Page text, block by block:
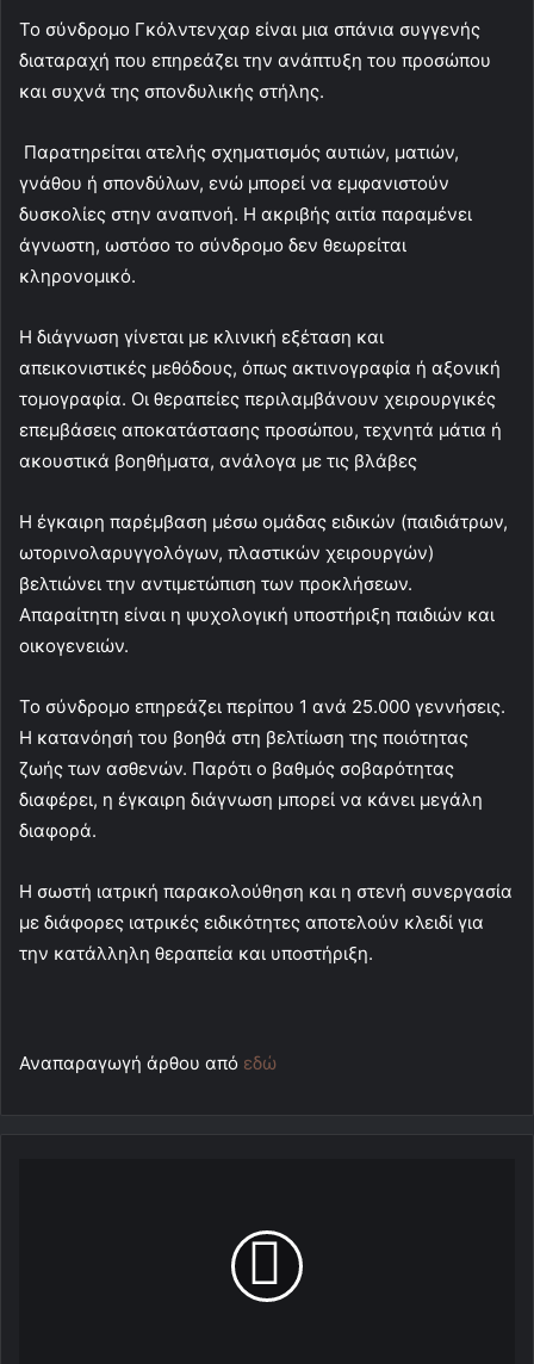
Το σύνδρομο Γκόλντενχαρ είναι μια σπάνια συγγενής
διαταραχή που επηρεάζει την ανάπτυξη του προσώπου
και συχνά της σπονδυλικής στήλης.
Παρατηρείται ατελής σχηματισμός αυτιών, ματιών,
γνάθου ή σπονδύλων, ενώ μπορεί να εμφανιστούν
δυσκολίες στην αναπνοή. Η ακριβής αιτία παραμένει
άγνωστη, ωστόσο το σύνδρομο δεν θεωρείται
κληρονομικό.
Η διάγνωση γίνεται με κλινική εξέταση και
απεικονιστικές μεθόδους, όπως ακτινογραφία ή αξονική
τομογραφία. Οι θεραπείες περιλαμβάνουν χειρουργικές
επεμβάσεις αποκατάστασης προσώπου, τεχνητά μάτια ή
ακουστικά βοηθήματα, ανάλογα με τις βλάβες
Η έγκαιρη παρέμβαση μέσω ομάδας ειδικών (παιδιάτρων,
ωτορινολαρυγγολόγων, πλαστικών χειρουργών)
βελτιώνει την αντιμετώπιση των προκλήσεων.
Απαραίτητη είναι η ψυχολογική υποστήριξη παιδιών και
οικογενειών.
Το σύνδρομο επηρεάζει περίπου 1 ανά 25.000 γεννήσεις.
Η κατανόησή του βοηθά στη βελτίωση της ποιότητας
ζωής των ασθενών. Παρότι ο βαθμός σοβαρότητας
διαφέρει, η έγκαιρη διάγνωση μπορεί να κάνει μεγάλη
διαφορά.
Η σωστή ιατρική παρακολούθηση και η στενή συνεργασία
με διάφορες ιατρικές ειδικότητες αποτελούν κλειδί για
την κατάλληλη θεραπεία και υποστήριξη.
Αναπαραγωγή άρθου από εδώ